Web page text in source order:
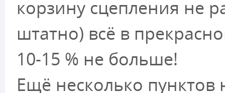
корзину сцепления не
штатно) всё в
10-15 % не больше!
Ещё несколько пунктов